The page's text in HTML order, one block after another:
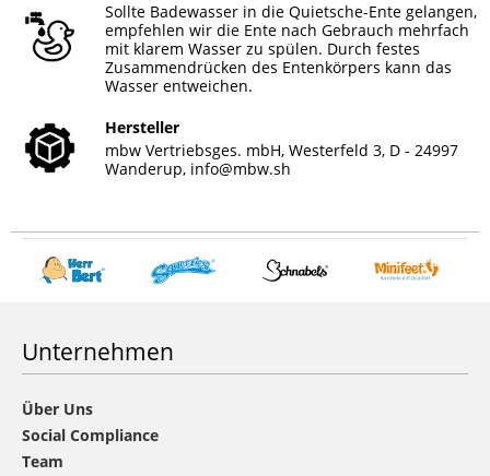
Sollte Badewasser in die Quietsche-Ente gelangen,
empfehlen wir die Ente nach Gebrauch mehrfach
mit klarem Wasser zu spülen. Durch festes
Zusammendrücken des Entenkörpers kann das
Wasser entweichen.
Hersteller
mbw Vertriebsges. mbH, Westerfeld 3, D - 24997
Wanderup, info@mbw.sh
Unternehmen
Über Uns
Social Compliance
Team